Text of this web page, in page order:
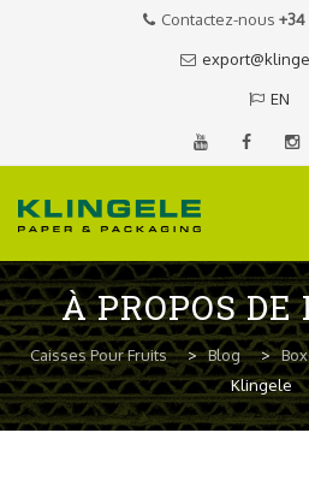
Contactez-nous +34
EN
Skip
to
content
À PROPOS
Caisses Pour Fruits > Blog >
Klingele